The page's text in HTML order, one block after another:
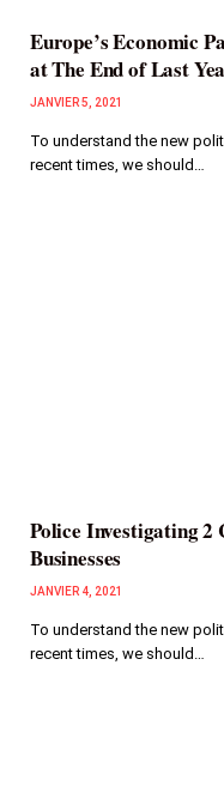
Europe’s Economic
at The End of Last
JANVIER 5, 2021
To understand the new
recent times, we should…
Police Investigating 2
Businesses
JANVIER 4, 2021
To understand the new
recent times, we should…